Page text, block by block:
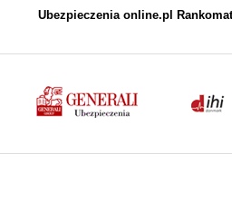
Ubezpieczenia online.pl